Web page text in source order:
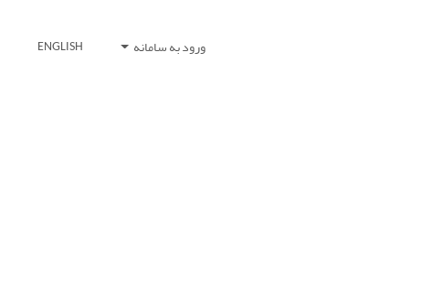
ورود به سامانه ENGLISH